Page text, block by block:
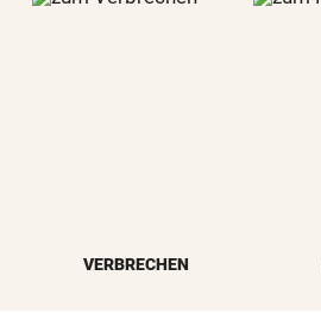
VERBRECHEN